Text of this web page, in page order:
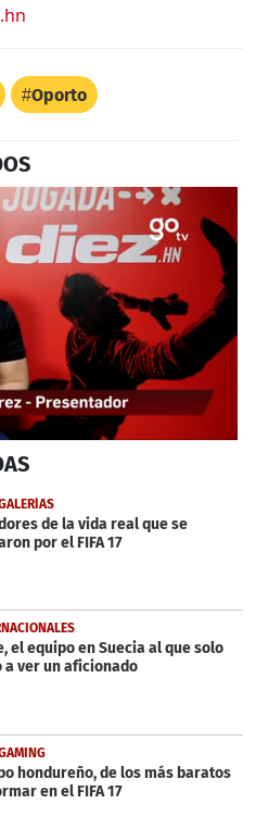
Oporto
de la vida real que se
por el FIFA 17
el equipo en Suecia al que solo
a ver un aficionado
hondureño, de los más baratos
en el FIFA 17